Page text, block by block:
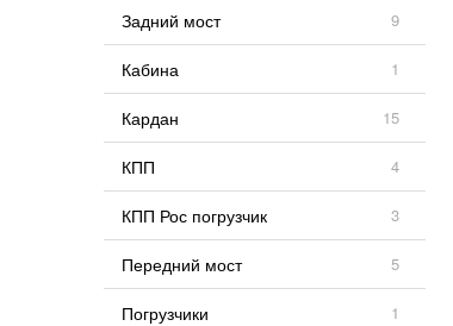
Задний мост 9
Кабина 1
Кардан 15
КПП 4
КПП Рос погрузчик 3
Передний мост 5
Погрузчики 1